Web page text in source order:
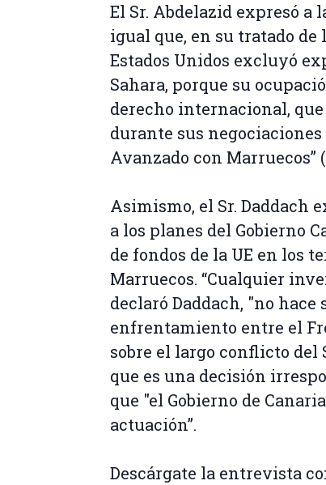
El Sr. Abdelazid expresó a
igual que, en su tratado
Estados Unidos excluyó
Sahara, porque su
derecho internacional,
durante sus
Avanzado con Marruecos” (
Asimismo, el Sr. Daddach
a los planes del Gobierno
de fondos de la UE en los
Marruecos. “Cualquier
declaró Daddach, "no
enfrentamiento entre el
sobre el largo conflicto del
que es una decisión
que "el Gobierno de
actuación”.
Descárgate la entrevista